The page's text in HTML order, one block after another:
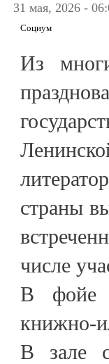
31 мая, 2026 -
Социум
Из
страны
числе
В фойе
книжно-
В зале